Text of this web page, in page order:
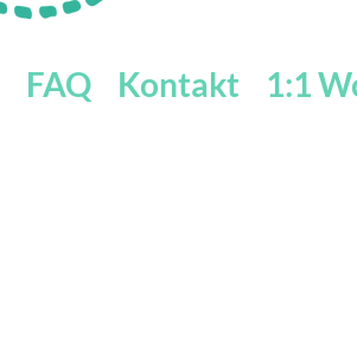
FAQ Kontakt 1:1